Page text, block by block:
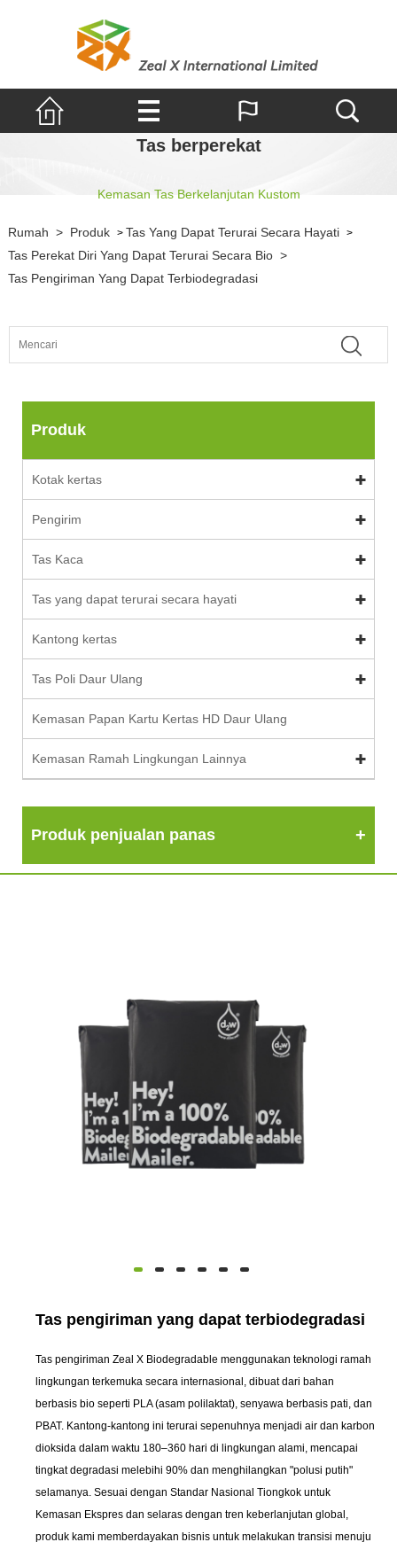
Tas berperekat
Kemasan Tas Berkelanjutan Kustom
Rumah > Produk > Tas Yang Dapat Terurai Secara Hayati >
Tas Perekat Diri Yang Dapat Terurai Secara Bio >
Tas Pengiriman Yang Dapat Terbiodegradasi
Produk
Kotak kertas
Pengirim
Tas Kaca
Tas yang dapat terurai secara hayati
Kantong kertas
Tas Poli Daur Ulang
Kemasan Papan Kartu Kertas HD Daur Ulang
Kemasan Ramah Lingkungan Lainnya
Produk penjualan panas
Tas pengiriman yang dapat terbiodegradasi
Tas pengiriman Zeal X Biodegradable menggunakan teknologi ramah
lingkungan terkemuka secara internasional, dibuat dari bahan
berbasis bio seperti PLA (asam polilaktat), senyawa berbasis pati, dan
PBAT. Kantong-kantong ini terurai sepenuhnya menjadi air dan karbon
dioksida dalam waktu 180–360 hari di lingkungan alami, mencapai
tingkat degradasi melebihi 90% dan menghilangkan "polusi putih"
selamanya. Sesuai dengan Standar Nasional Tiongkok untuk
Kemasan Ekspres dan selaras dengan tren keberlanjutan global,
produk kami memberdayakan bisnis untuk melakukan transisi menuju